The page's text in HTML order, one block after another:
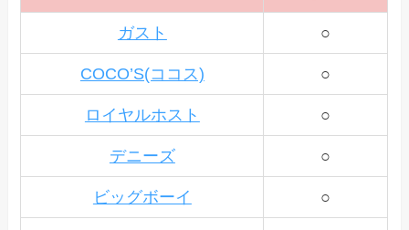
ガスト ○
COCO’S(ココス) ○
ロイヤルホスト ○
デニーズ ○
ビッグボーイ ○